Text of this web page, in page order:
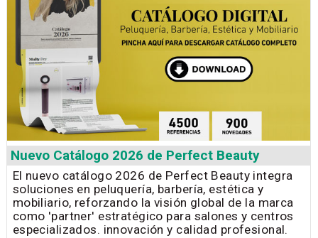
Nuevo Catálogo 2026 de Perfect Beauty
El nuevo catálogo 2026 de Perfect Beauty integra
soluciones en peluquería, barbería, estética y
mobiliario, reforzando la visión global de la marca
como 'partner' estratégico para salones y centros
especializados. innovación y calidad profesional.